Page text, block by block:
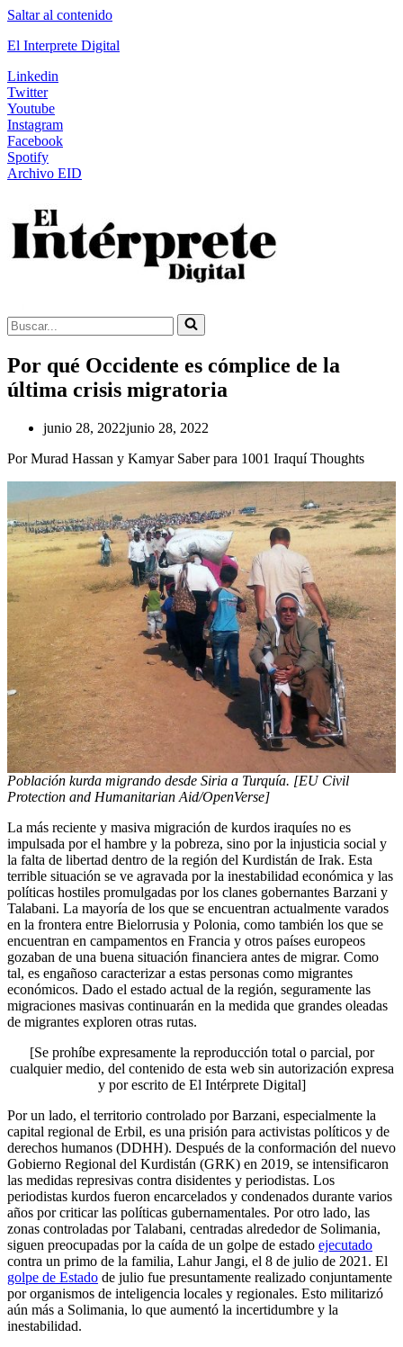
Saltar al contenido
El Interprete Digital
Linkedin
Twitter
Youtube
Instagram
Facebook
Spotify
Archivo EID
Buscar...
Por qué Occidente es cómplice de la
última crisis migratoria
junio 28, 2022junio 28, 2022
Por Murad Hassan y Kamyar Saber para 1001 Iraquí Thoughts
Población kurda migrando desde Siria a Turquía. [EU Civil
Protection and Humanitarian Aid/OpenVerse]
La más reciente y masiva migración de kurdos iraquíes no es
impulsada por el hambre y la pobreza, sino por la injusticia social y
la falta de libertad dentro de la región del Kurdistán de Irak. Esta
terrible situación se ve agravada por la inestabilidad económica y las
políticas hostiles promulgadas por los clanes gobernantes Barzani y
Talabani. La mayoría de los que se encuentran actualmente varados
en la frontera entre Bielorrusia y Polonia, como también los que se
encuentran en campamentos en Francia y otros países europeos
gozaban de una buena situación financiera antes de migrar. Como
tal, es engañoso caracterizar a estas personas como migrantes
económicos. Dado el estado actual de la región, seguramente las
migraciones masivas continuarán en la medida que grandes oleadas
de migrantes exploren otras rutas.
[Se prohíbe expresamente la reproducción total o parcial, por
cualquier medio, del contenido de esta web sin autorización expresa
y por escrito de El Intérprete Digital]
Por un lado, el territorio controlado por Barzani, especialmente la
capital regional de Erbil, es una prisión para activistas políticos y de
derechos humanos (DDHH). Después de la conformación del nuevo
Gobierno Regional del Kurdistán (GRK) en 2019, se intensificaron
las medidas represivas contra disidentes y periodistas. Los
periodistas kurdos fueron encarcelados y condenados durante varios
años por criticar las políticas gubernamentales. Por otro lado, las
zonas controladas por Talabani, centradas alrededor de Solimania,
siguen preocupadas por la caída de un golpe de estado ejecutado
contra un primo de la familia, Lahur Jangi, el 8 de julio de 2021. El
golpe de Estado de julio fue presuntamente realizado conjuntamente
por organismos de inteligencia locales y regionales. Esto militarizó
aún más a Solimania, lo que aumentó la incertidumbre y la
inestabilidad.